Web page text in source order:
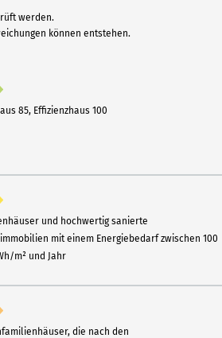
werden.
können entstehen.
85, Effizienzhaus 100
und hochwertig sanierte
mit einem Energiebedarf zwischen 100
m² und Jahr
die nach den